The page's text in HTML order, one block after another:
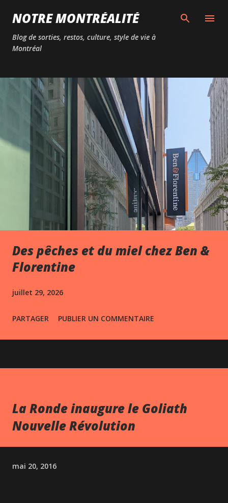
Passer au contenu principal
NOTRE MONTRÉALITÉ
Blog de sorties, restos, culture, style de vie à
Montréal
Des pêches et du miel chez Ben &
Florentine
juillet 29, 2026
PARTAGER PUBLIER UN COMMENTAIRE
La Ronde inaugure le Goliath
Nouvelle Révolution
mai 20, 2016